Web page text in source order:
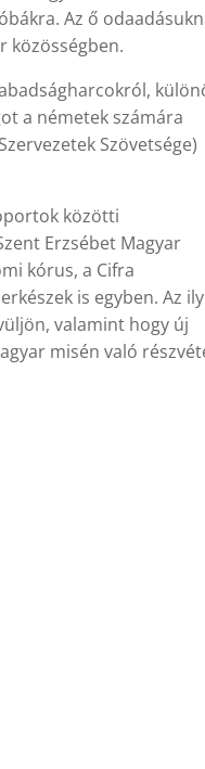
Az ő
közösségben.
a németek számára
Szövetsége)
közötti
Erzsébet Magyar
kórus, a Cifra
is egyben. Az
valamint hogy új
misén való